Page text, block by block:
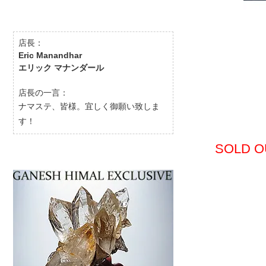
店長：
Eric Manandhar
エリック マナンダール
店長の一言：
ナマステ、皆様。宜しく御願い致しま
す！
SOLD